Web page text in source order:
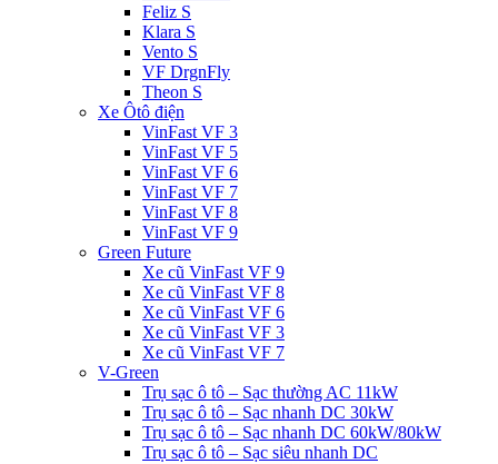
Feliz S
Klara S
Vento S
VF DrgnFly
Theon S
Xe Ôtô điện
VinFast VF 3
VinFast VF 5
VinFast VF 6
VinFast VF 7
VinFast VF 8
VinFast VF 9
Green Future
Xe cũ VinFast VF 9
Xe cũ VinFast VF 8
Xe cũ VinFast VF 6
Xe cũ VinFast VF 3
Xe cũ VinFast VF 7
V-Green
Trụ sạc ô tô – Sạc thường AC 11kW
Trụ sạc ô tô – Sạc nhanh DC 30kW
Trụ sạc ô tô – Sạc nhanh DC 60kW/80kW
Trụ sạc ô tô – Sạc siêu nhanh DC